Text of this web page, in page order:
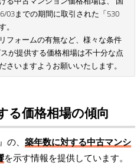
03までの期間に取引された「530
フォームの有無など、様々な条件
が提供する価格相場は不十分な点
いますようお願いいたします。
る価格相場の傾向
』の、 築年数に対する中古マンシ
を示す情報を提供しています。